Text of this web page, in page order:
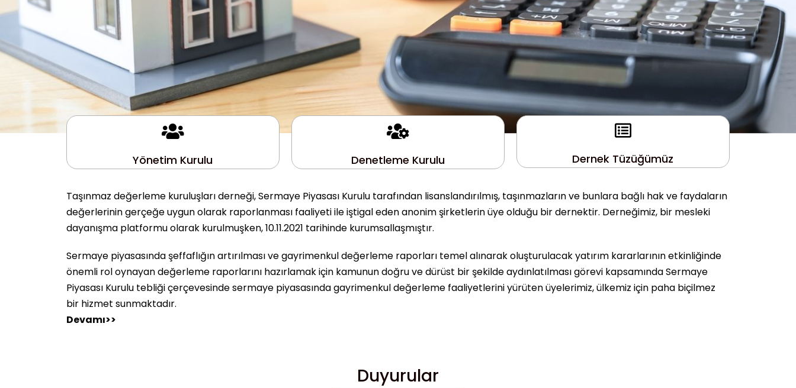
Yönetim Kurulu Denetleme Kurulu Dernek Tüzüğümüz
Taşınmaz değerleme kuruluşları derneği, Sermaye Piyasası Kurulu tarafından lisanslandırılmış, taşınmazların ve bunlara bağlı hak ve faydaların
değerlerinin gerçeğe uygun olarak raporlanması faaliyeti ile iştigal eden anonim şirketlerin üye olduğu bir dernektir. Derneğimiz, bir mesleki
dayanışma platformu olarak kurulmuşken, 10.11.2021 tarihinde kurumsallaşmıştır.
Sermaye piyasasında şeffaflığın artırılması ve gayrimenkul değerleme raporları temel alınarak oluşturulacak yatırım kararlarının etkinliğinde
önemli rol oynayan değerleme raporlarını hazırlamak için kamunun doğru ve dürüst bir şekilde aydınlatılması görevi kapsamında Sermaye
Piyasası Kurulu tebliği çerçevesinde sermaye piyasasında gayrimenkul değerleme faaliyetlerini yürüten üyelerimiz, ülkemiz için paha biçilmez
bir hizmet sunmaktadır.
Devamı>>
Duyurular